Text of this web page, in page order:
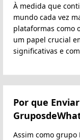
À medida que
mundo cada vez
plataformas como
um papel crucial
significativas e
Por que
Assim como grupo